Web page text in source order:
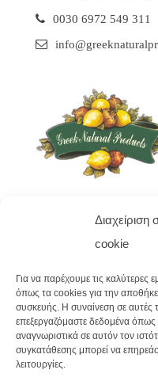
Διαχείριση
cookie
Για να παρέχουμε τις καλύτερες
όπως τα cookies για την
συσκευής. Η συναίνεση σε αυτές
επεξεργαζόμαστε δεδομένα
αναγνωριστικά σε αυτόν τον
συγκατάθεσης μπορεί να
λειτουργίες.
0030 6972 549 311
Σχετικά με εμάς
Φόρμα Επικοινωνίας